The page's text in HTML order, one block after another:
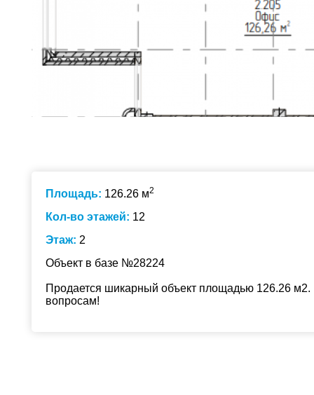
Площадь: 126.26 м2
Кол-во этажей: 12
Этаж: 2
Объект в базе №28224
Продается шикарный объект площадью 126.26
вопросам!